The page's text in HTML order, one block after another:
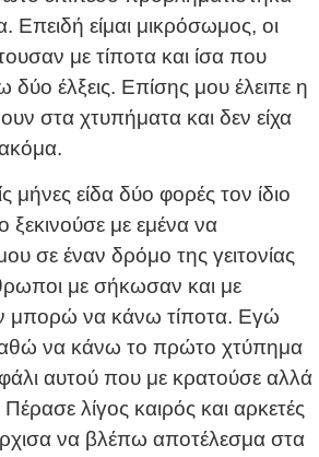
Επειδή είμαι μικρόσωμος, οι
με τίποτα και ίσα που
έλξεις. Επίσης μου έλειπε η
στα χτυπήματα και δεν είχα
μήνες είδα δύο φορές τον ίδιο
ξεκινούσε με εμένα να
σε έναν δρόμο της γειτονίας
με σήκωσαν και με
μπορώ να κάνω τίποτα. Εγώ
να κάνω το πρώτο χτύπημα
αυτού που με κρατούσε αλλά
λίγος καιρός και αρκετές
να βλέπω αποτέλεσμα στα